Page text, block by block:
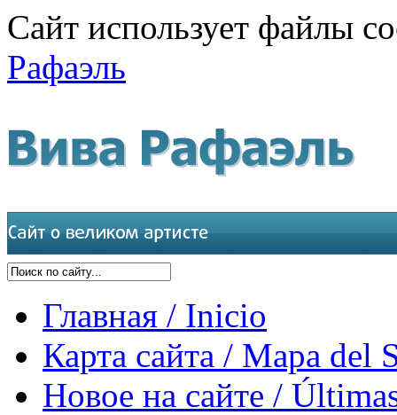
Сайт использует файлы
Рафаэль
Главная / Inicio
Карта сайта / Mapa del
Новое на сайте /